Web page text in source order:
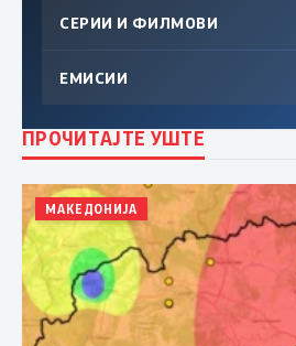
СЕРИИ И ФИЛМОВИ
ЕМИСИИ
ПРОЧИТАЈТЕ УШТЕ
МАКЕДОНИЈА